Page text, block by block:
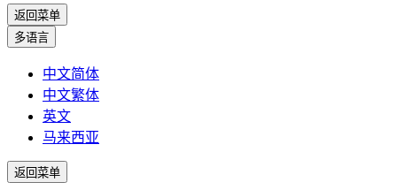
返回菜单
多语言
中文简体
中文繁体
英文
马来西亚
返回菜单